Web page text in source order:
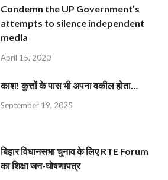
Condemn the UP Government’s
attempts to silence independent
media
April 15, 2020
काश! कुत्तों के पास भी अपना वकील होता…
September 19, 2025
बिहार विधानसभा चुनाव के लिए RTE Forum
का शिक्षा जन-घोषणापत्र